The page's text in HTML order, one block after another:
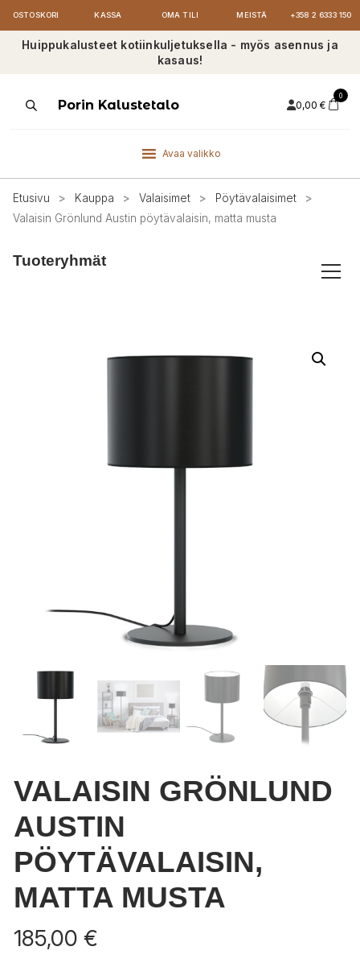
OSTOSKORI KASSA OMA TILI MEISTÄ +358 2 6333 150
Huippukalusteet kotiinkuljetuksella - myös asennus ja
kasaus!
ProductsPorin Kalustetalo 0,00 €
0
Avaa valikko
Etusivu > Kauppa > Valaisimet > Pöytävalaisimet
>
Valaisin Grönlund Austin pöytävalaisin, matta musta
Tuoteryhmät
VALAISIN GRÖNLUND
AUSTIN
PÖYTÄVALAISIN,
MATTA MUSTA
185,00 €